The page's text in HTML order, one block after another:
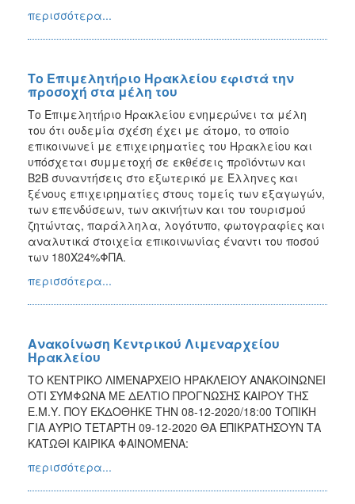
περισσότερα...
Το Επιμελητήριο Ηρακλείου εφιστά την
προσοχή στα μέλη του
Το Επιμελητήριο Ηρακλείου ενημερώνει τα μέλη
του ότι ουδεμία σχέση έχει με άτομο, το οποίο
επικοινωνεί με επιχειρηματίες του Ηρακλείου και
υπόσχεται συμμετοχή σε εκθέσεις προϊόντων και
Β2Β συναντήσεις στο εξωτερικό με Έλληνες και
ξένους επιχειρηματίες στους τομείς των εξαγωγών,
των επενδύσεων, των ακινήτων και του τουρισμού
ζητώντας, παράλληλα, λογότυπο, φωτογραφίες και
αναλυτικά στοιχεία επικοινωνίας έναντι του ποσού
των 180Χ24%ΦΠΑ.
περισσότερα...
Ανακοίνωση Κεντρικού Λιμεναρχείου
Ηρακλείου
ΤΟ ΚΕΝΤΡΙΚΟ ΛΙΜΕΝΑΡΧΕΙΟ ΗΡΑΚΛΕΙΟΥ ΑΝΑΚΟΙΝΩΝΕΙ
ΟΤΙ ΣΥΜΦΩΝΑ ΜΕ ΔΕΛΤΙΟ ΠΡΟΓΝΩΣΗΣ ΚΑΙΡΟΥ ΤΗΣ
Ε.Μ.Υ. ΠΟΥ ΕΚΔΟΘΗΚΕ ΤΗΝ 08-12-2020/18:00 ΤΟΠΙΚΗ
ΓΙΑ ΑΥΡΙΟ ΤΕΤΑΡΤΗ 09-12-2020 ΘΑ ΕΠΙΚΡΑΤΗΣΟΥΝ ΤΑ
ΚΑΤΩΘΙ ΚΑΙΡΙΚΑ ΦΑΙΝΟΜΕΝΑ:
περισσότερα...